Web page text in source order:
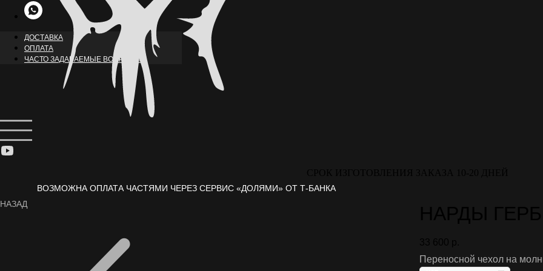
ВОЗМОЖНА ОПЛАТА ЧАСТЯМИ ЧЕРЕЗ СЕРВИС «ДОЛЯМИ» ОТ Т-БАНКА
ДОСТАВКА
ОПЛАТА
ЧАСТО ЗАДАВАЕМЫЕ ВОПРОСЫ
НАЗАД
Переносной чехол на